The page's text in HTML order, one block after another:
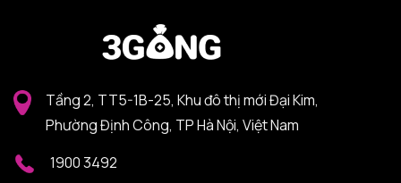
Tầng 2, TT5-1B-25, Khu đô thị mới Đại Kim,
Phường Định Công, TP Hà Nội, Việt Nam
1900 3492